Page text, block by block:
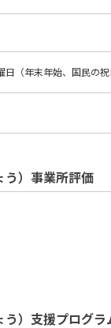
（年末年始、国民の
う）事業所評価
）支援プログラ